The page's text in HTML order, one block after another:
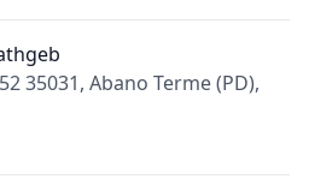
35031, Abano Terme (PD),